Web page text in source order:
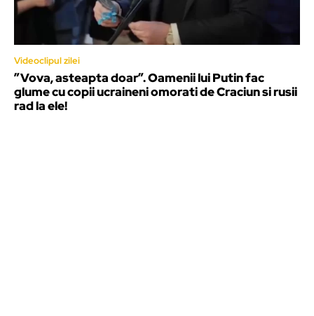
Videoclipul zilei
”Vova, asteapta doar”. Oamenii lui Putin fac
glume cu copii ucraineni omorati de Craciun si rusii
rad la ele!